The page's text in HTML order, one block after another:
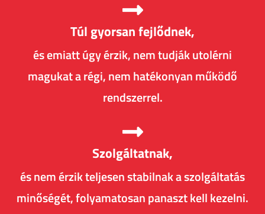
Túl gyorsan fejlődnek,
és emiatt úgy érzik, nem tudják utolérni
magukat a régi, nem hatékonyan működő
rendszerrel.
Szolgáltatnak,
és nem érzik teljesen stabilnak a szolgáltatás
minőségét, folyamatosan panaszt kell kezelni.